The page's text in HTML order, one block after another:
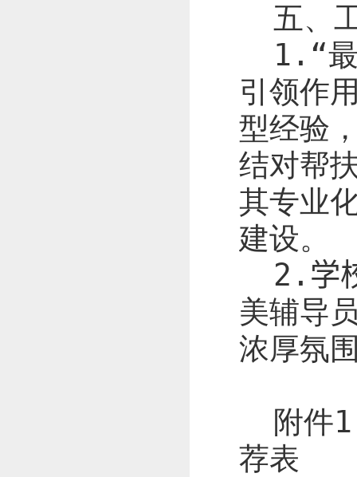
五、
1.“
引领作
型经验
结对帮
其专业
建设。
2. 学
美辅导
浓厚氛
附件
荐表